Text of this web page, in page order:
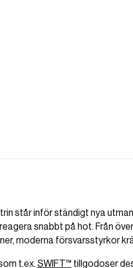
står inför ständigt nya
snabbt på hot. Från
moderna försvarsstyrkor
t.ex. SWIFT™ tillgodoser